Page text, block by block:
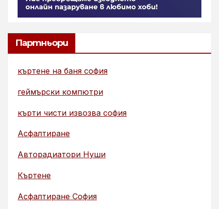
Партньори
къртене на баня софия
геймърски компютри
кърти чисти извозва софия
Асфалтиране
Авторадиатори Нуши
Къртене
Асфалтиране София